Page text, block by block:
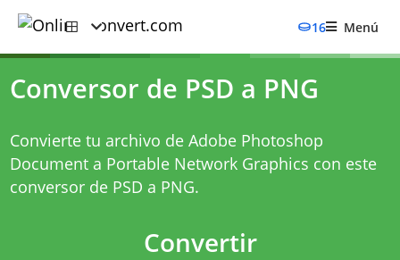
16 Menú
Conversor de PSD a PNG
Convierte tu archivo de Adobe Photoshop
Document a Portable Network Graphics con este
conversor de PSD a PNG.
Convertir